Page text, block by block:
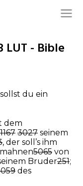
LUT - Bible
sollst du ein
dem
1167 3027 seinem
, der soll’s ihm
5065 von
Bruder251;
des